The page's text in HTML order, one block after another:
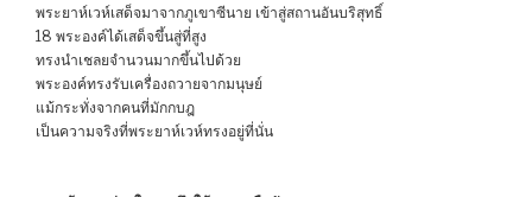
พระยาห์เวห์เสด็จมาจากภูเขาซีนาย เข้าสู่สถานอันบริสุทธิ์
18 พระองค์ได้เสด็จขึ้นสู่ที่สูง
ทรงนำเชลยจำนวนมากขึ้นไปด้วย
พระองค์ทรงรับเครื่องถวายจากมนุษย์
แม้กระทั่งจากคนที่มักกบฎ
เป็นความจริงที่พระยาห์เวห์ทรงอยู่ที่นั่น